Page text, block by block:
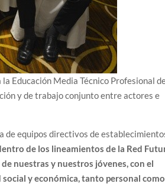
Educación Media Técnico Profesional
y de trabajo conjunto entre actores e
de equipos directivos de
de los lineamientos de la Red
nuestras y nuestros jóvenes, con el
y económica, tanto personal como